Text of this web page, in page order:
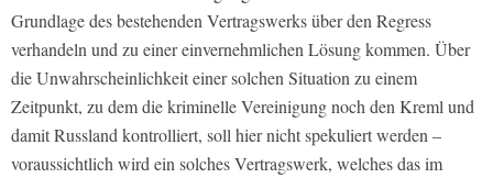
Grundlage des bestehenden Vertragswerks über den Regress
verhandeln und zu einer einvernehmlichen Lösung kommen. Über
die Unwahrscheinlichkeit einer solchen Situation zu einem
Zeitpunkt, zu dem die kriminelle Vereinigung noch den Kreml und
damit Russland kontrolliert, soll hier nicht spekuliert werden –
voraussichtlich wird ein solches Vertragswerk, welches das im